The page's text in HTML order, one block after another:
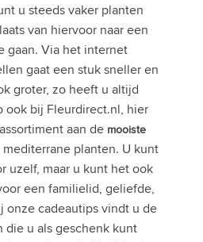
u steeds vaker planten
van hiervoor naar een
gaan. Via het internet
gaat een stuk sneller en
groter, zo heeft u altijd
ook bij Fleurdirect.nl, hier
aan de mooiste
planten. U kunt
uzelf, maar u kunt het ook
een familielid, geliefde,
onze cadeautips vindt u de
die u als geschenk kunt